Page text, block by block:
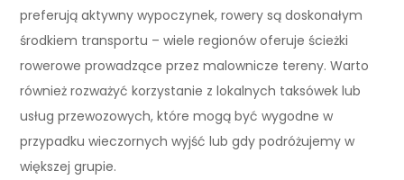
preferują aktywny wypoczynek, rowery są doskonałym
środkiem transportu – wiele regionów oferuje ścieżki
rowerowe prowadzące przez malownicze tereny. Warto
również rozważyć korzystanie z lokalnych taksówek lub
usług przewozowych, które mogą być wygodne w
przypadku wieczornych wyjść lub gdy podróżujemy w
większej grupie.